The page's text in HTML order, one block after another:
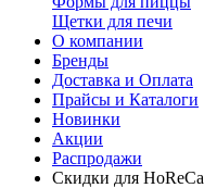
Щетки для печи
О компании
Бренды
Доставка и Оплата
Прайсы и Каталоги
Новинки
Акции
Распродажи
Скидки для HoReCa